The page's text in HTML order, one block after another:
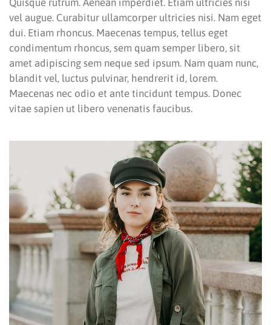
Quisque rutrum. Aenean imperdiet. Etiam ultricies nisi
vel augue. Curabitur ullamcorper ultricies nisi. Nam eget
dui. Etiam rhoncus. Maecenas tempus, tellus eget
condimentum rhoncus, sem quam semper libero, sit
amet adipiscing sem neque sed ipsum. Nam quam nunc,
blandit vel, luctus pulvinar, hendrerit id, lorem.
Maecenas nec odio et ante tincidunt tempus. Donec
vitae sapien ut libero venenatis faucibus.